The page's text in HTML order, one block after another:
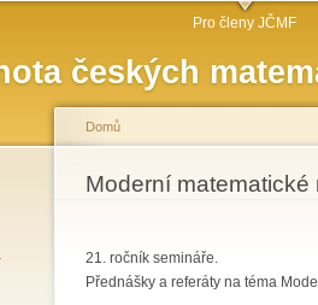
českých
Pro členy JČMF
Jste zde
Domů
Moderní
21. ročník semináře.
Přednášky a referáty na téma